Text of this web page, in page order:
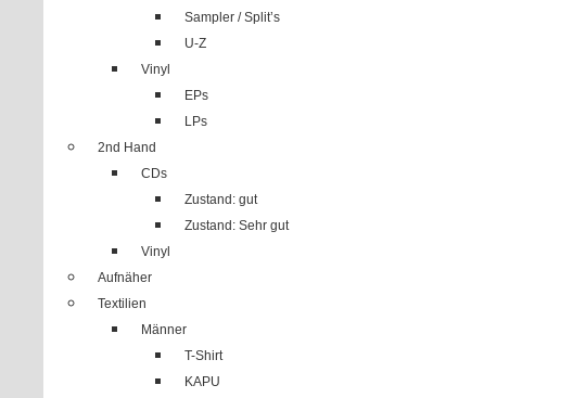
Sampler / Split’s
U-Z
Vinyl
EPs
LPs
2nd Hand
CDs
Zustand: gut
Zustand: Sehr gut
Vinyl
Aufnäher
Textilien
Männer
T-Shirt
KAPU